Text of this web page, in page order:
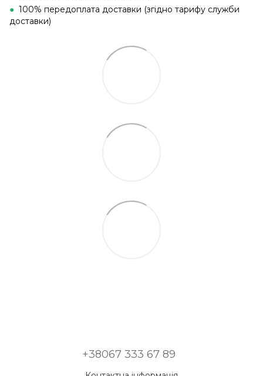
● 100% передоплата доставки (згідно тарифу служби
доставки)
+38067 333 67 89